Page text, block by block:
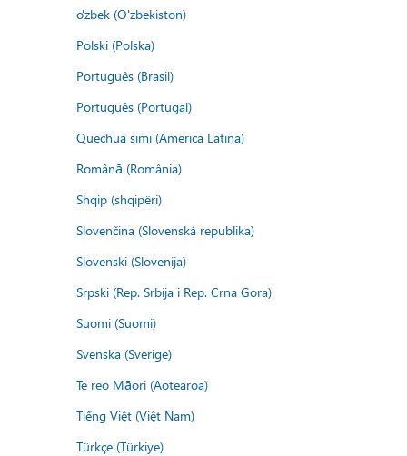
o'zbek (O'zbekiston)
Polski (Polska)
Português (Brasil)
Português (Portugal)
Quechua simi (America Latina)
Română (România)
Shqip (shqipëri)
Slovenčina (Slovenská republika)
Slovenski (Slovenija)
Srpski (Rep. Srbija i Rep. Crna Gora)
Suomi (Suomi)
Svenska (Sverige)
Te reo Māori (Aotearoa)
Tiếng Việt (Việt Nam)
Türkçe (Türkiye)